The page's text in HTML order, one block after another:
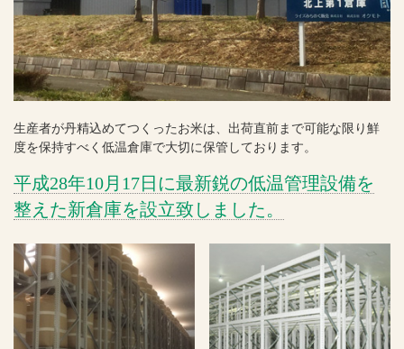
生産者が丹精込めてつくったお米は、出荷直前まで可能な限り 鮮
度を保持すべく低温倉庫で大切に保管しております。
平成28年10月17日に最新鋭の低温管理設備を
整えた新倉庫を設立致しました。